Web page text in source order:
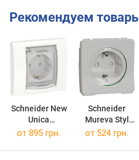
Рекомендуем
Schneider New
Unica
NU003718
Schneider
Mureva Styl
MUR39134
от 895 грн. от 524 грн.